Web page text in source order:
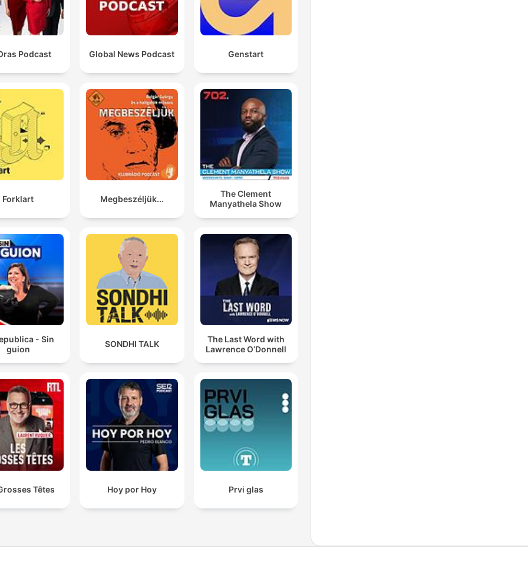
Podcast Global News Podcast Genstart
Forklart Megbeszéljük...
The Clement
Manyathela Show
- Sin
guion
SONDHI TALK
The Last Word with
Lawrence O’Donnell
Têtes Hoy por Hoy Prvi glas